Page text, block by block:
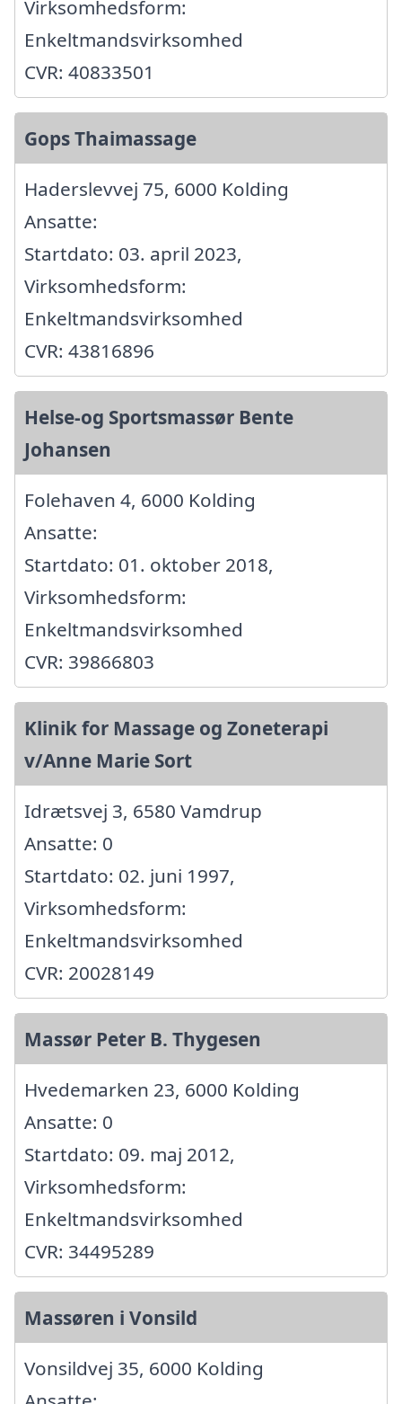
Virksomhedsform:
Enkeltmandsvirksomhed
CVR: 40833501
Gops Thaimassage
Haderslevvej 75, 6000 Kolding
Ansatte:
Startdato: 03. april 2023,
Virksomhedsform:
Enkeltmandsvirksomhed
CVR: 43816896
Helse-og Sportsmassør Bente
Johansen
Folehaven 4, 6000 Kolding
Ansatte:
Startdato: 01. oktober 2018,
Virksomhedsform:
Enkeltmandsvirksomhed
CVR: 39866803
Klinik for Massage og Zoneterapi
v/Anne Marie Sort
Idrætsvej 3, 6580 Vamdrup
Ansatte: 0
Startdato: 02. juni 1997,
Virksomhedsform:
Enkeltmandsvirksomhed
CVR: 20028149
Massør Peter B. Thygesen
Hvedemarken 23, 6000 Kolding
Ansatte: 0
Startdato: 09. maj 2012,
Virksomhedsform:
Enkeltmandsvirksomhed
CVR: 34495289
Massøren i Vonsild
Vonsildvej 35, 6000 Kolding